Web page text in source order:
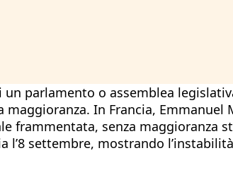
parlamento o assemblea
In Francia,
frammentata, senza maggioranza
l’8 settembre, mostrando